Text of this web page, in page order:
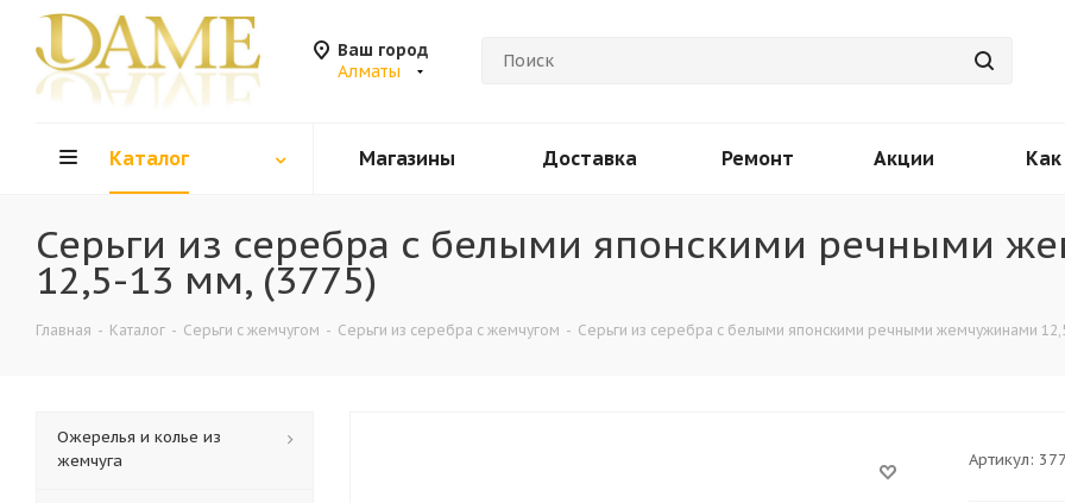
Ваш город
Алматы
Каталог Магазины Доставка Ремонт Акции Как
Серьги из серебра c белыми японскими речными
12,5-13 мм, (3775)
Главная - Каталог - Серьги с жемчугом - Серьги из серебра с жемчугом - Серьги из серебра c белыми японскими речными жемчужинами
Артикул:
Ожерелья и колье из
жемчуга